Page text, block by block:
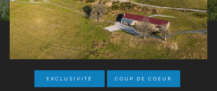
EXCLUSIVITÉ COUP DE COEUR